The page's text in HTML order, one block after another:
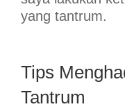
yang tantrum.
Tips
Tantrum